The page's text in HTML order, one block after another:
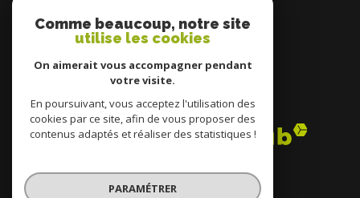
Adhérents
Comme beaucoup, notre site
utilise les cookies
On aimerait vous accompagner pendant
votre visite.
En poursuivant, vous acceptez l'utilisation des
cookies par ce site, afin de vous proposer des
contenus adaptés et réaliser des statistiques !
PARAMÉTRER